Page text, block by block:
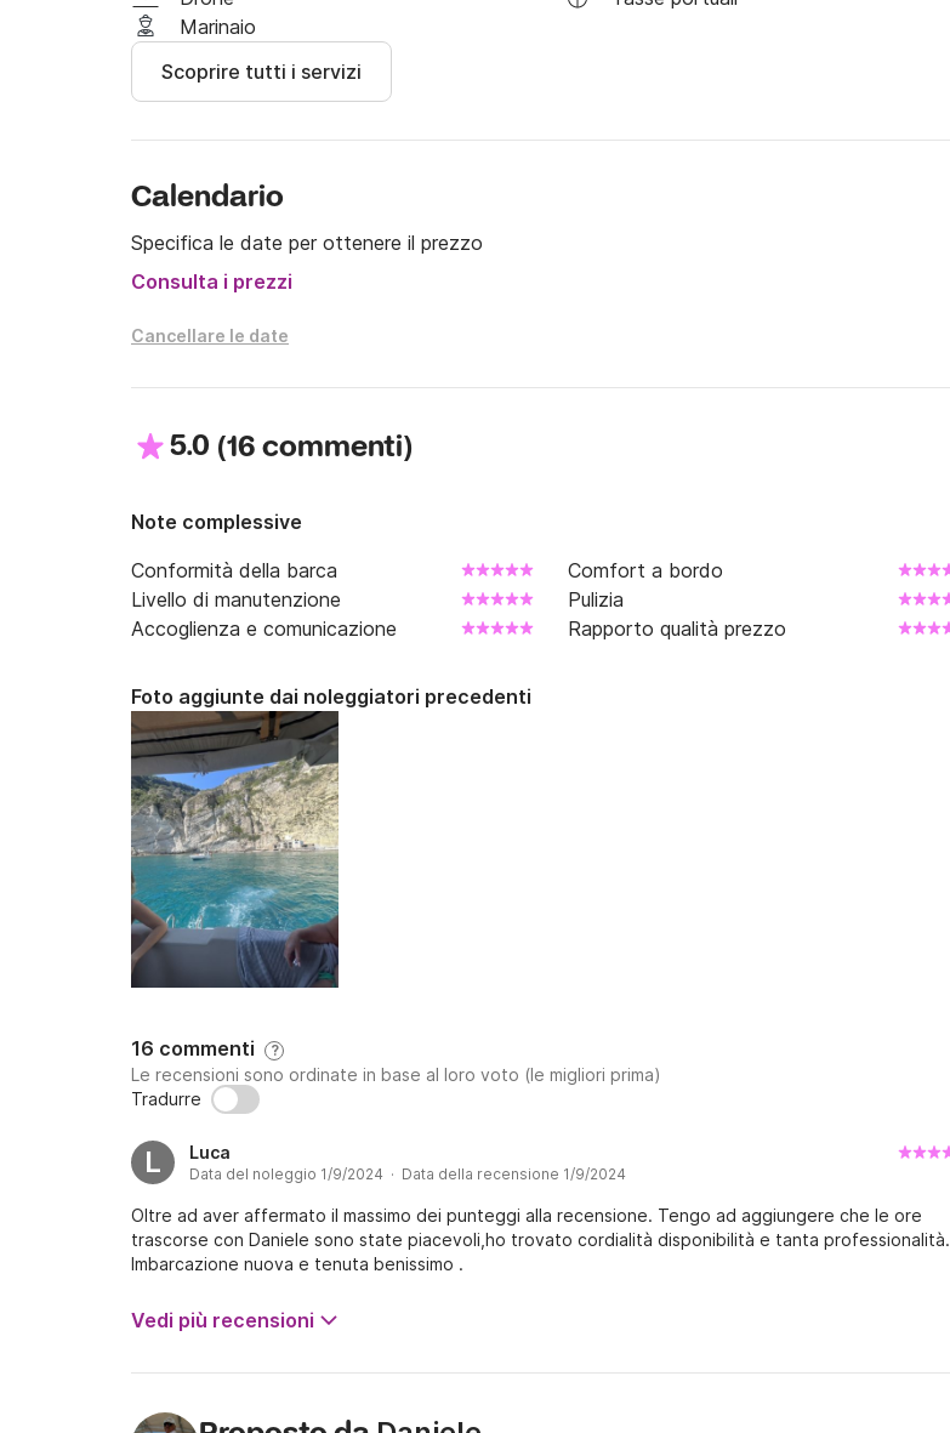
Marinaio
Scoprire tutti i servizi
Calendario
Specifica le date per ottenere il prezzo
Consulta i prezzi
Cancellare le date
5.0 (16 commenti)
Note complessive
Conformità della barca
Comfort a bordo
Livello di manutenzione
Pulizia
Accoglienza e comunicazione
Rapporto qualità prezzo
Foto aggiunte dai noleggiatori precedenti
16 commenti ?
Le recensioni sono ordinate in base al loro voto (le migliori prima)
Tradurre
L Luca
Data del noleggio 1/9/2024 · Data della recensione 1/9/2024
Oltre ad aver affermato il massimo dei punteggi alla recensione. Tengo ad aggiungere che le ore
trascorse con Daniele sono state piacevoli,ho trovato cordialità disponibilità e tanta professionalità.
Imbarcazione nuova e tenuta benissimo .
Vedi più recensioni